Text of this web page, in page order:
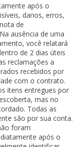
após o
danos, erros,
de
ausência de uma
você relatará
de 2 dias úteis
reclamações a
recebidos por
com o contrato.
itens entregues por
mas no
Todas as
são por sua conta.
foram
após o